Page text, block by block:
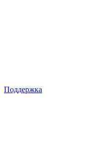
Поддержка